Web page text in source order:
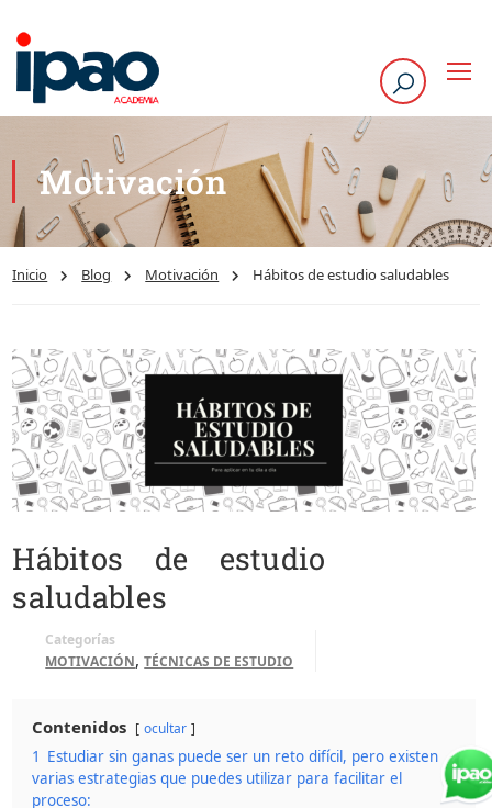
Motivación
Inicio Blog Motivación Hábitos de estudio saludables
Hábitos de estudio
saludables
Categorías
MOTIVACIÓN,TÉCNICAS DE ESTUDIO
Contenidos ocultar
1 Estudiar sin ganas puede ser un reto difícil, pero existen
varias estrategias que puedes utilizar para facilitar el
proceso: